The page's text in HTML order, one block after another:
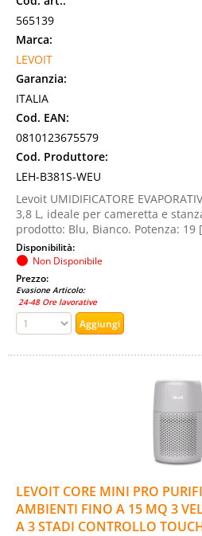
565139
Marca:
LEVOIT
Garanzia:
ITALIA
Cod. EAN:
0810123675579
Cod. Produttore:
LEH-B381S-WEU
Levoit UMIDIFICATORE
3,8 L, ideale per cameretta e
prodotto: Blu, Bianco. Potenza: 19
Disponibilità:
Non Disponibile
Prezzo:
Evasione Articolo:
24-48 Ore lavorative
LEVOIT CORE MINI PRO
AMBIENTI FINO A 15 MQ 3
A 3 STADI CONTROLLO